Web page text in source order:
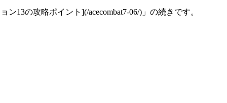
の攻略ポイント](/acecombat7-06/)」の続きです。